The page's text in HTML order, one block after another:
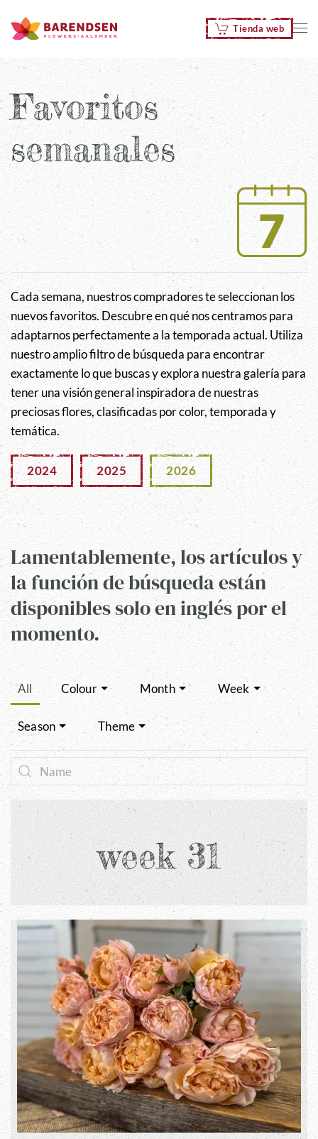
Skip to main content Tienda web
Favoritos
semanales
Cada semana, nuestros compradores te seleccionan los
nuevos favoritos. Descubre en qué nos centramos para
adaptarnos perfectamente a la temporada actual. Utiliza
nuestro amplio filtro de búsqueda para encontrar
exactamente lo que buscas y explora nuestra galería para
tener una visión general inspiradora de nuestras
preciosas flores, clasificadas por color, temporada y
temática.
2024 2025 2026
Lamentablemente, los artículos y
la función de búsqueda están
disponibles solo en inglés por el
momento.
All Colour Month Week
Season Theme
week 31